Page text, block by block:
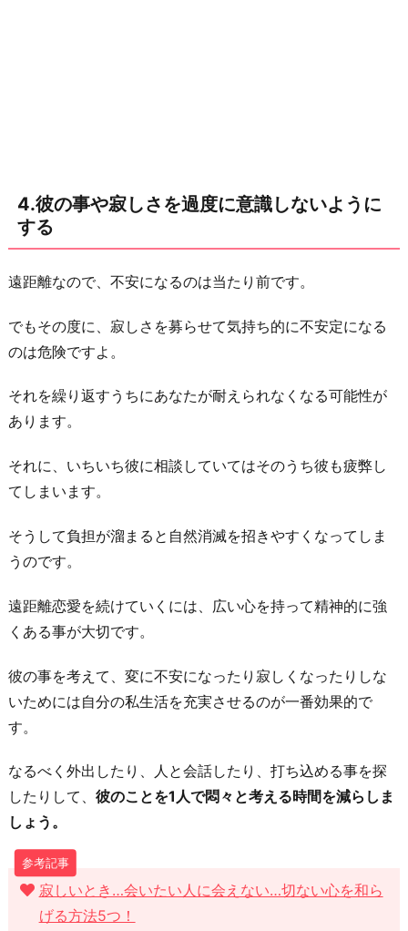
4.彼の事や寂しさを過度に意識しないように
する
遠距離なので、不安になるのは当たり前です。
でもその度に、寂しさを募らせて気持ち的に不安定になる
のは危険ですよ。
それを繰り返すうちにあなたが耐えられなくなる可能性が
あります。
それに、いちいち彼に相談していてはそのうち彼も疲弊し
てしまいます。
そうして負担が溜まると自然消滅を招きやすくなってしま
うのです。
遠距離恋愛を続けていくには、広い心を持って精神的に強
くある事が大切です。
彼の事を考えて、変に不安になったり寂しくなったりしな
いためには自分の私生活を充実させるのが一番効果的で
す。
なるべく外出したり、人と会話したり、打ち込める事を探
したりして、 彼のことを1人で悶々と考える時間を減らしま
しょう。
寂しいとき…会いたい人に会えない…切ない心を和ら
げる方法5つ！